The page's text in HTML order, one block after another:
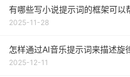
有哪些写小说提示词的框架可以
2025-11-28
怎样通过AI音乐提示词来描述旋
2025-12-11